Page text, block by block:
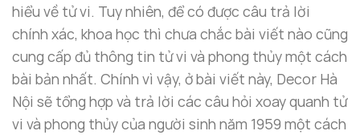
hiểu về tử vi. Tuy nhiên, để có được câu trả lời
chính xác, khoa học thì chưa chắc bài viết nào cũng
cung cấp đủ thông tin tử vi và phong thủy một cách
bài bản nhất. Chính vì vậy, ở bài viết này, Decor Hà
Nội sẽ tổng hợp và trả lời các câu hỏi xoay quanh tử
vi và phong thủy của người sinh năm 1959 một cách